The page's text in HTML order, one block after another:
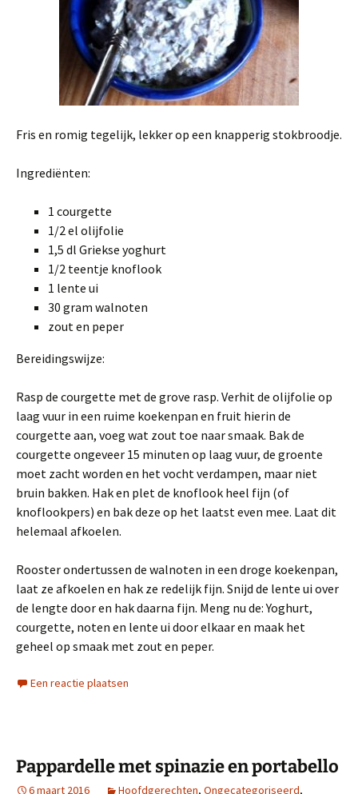
Fris en romig tegelijk, lekker op een knapperig stokbroodje.
Ingrediënten:
1 courgette
1/2 el olijfolie
1,5 dl Griekse yoghurt
1/2 teentje knoflook
1 lente ui
30 gram walnoten
zout en peper
Bereidingswijze:
Rasp de courgette met de grove rasp. Verhit de olijfolie op
laag vuur in een ruime koekenpan en fruit hierin de
courgette aan, voeg wat zout toe naar smaak. Bak de
courgette ongeveer 15 minuten op laag vuur, de groente
moet zacht worden en het vocht verdampen, maar niet
bruin bakken. Hak en plet de knoflook heel fijn (of
knoflookpers) en bak deze op het laatst even mee. Laat dit
helemaal afkoelen.
Rooster ondertussen de walnoten in een droge koekenpan,
laat ze afkoelen en hak ze redelijk fijn. Snijd de lente ui over
de lengte door en hak daarna fijn. Meng nu de: Yoghurt,
courgette, noten en lente ui door elkaar en maak het
geheel op smaak met zout en peper.
Een reactie plaatsen
Pappardelle met spinazie en portabello
6 maart 2016 Hoofdgerechten, Ongecategoriseerd,